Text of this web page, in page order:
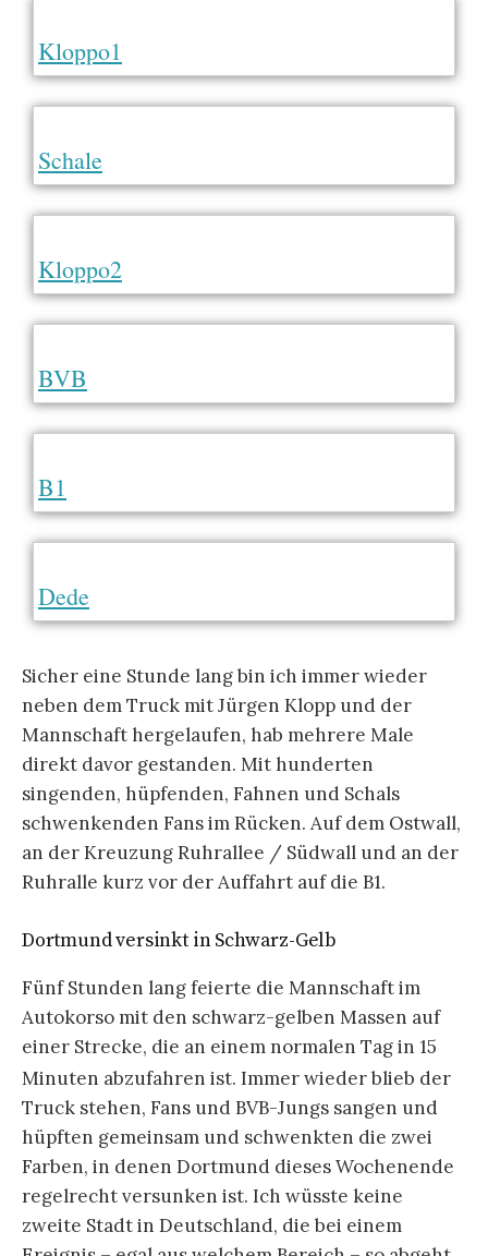
Kloppo1
Schale
Kloppo2
BVB
B1
Dede
Sicher eine Stunde lang bin ich immer wieder
neben dem Truck mit Jürgen Klopp und der
Mannschaft hergelaufen, hab mehrere Male
direkt davor gestanden. Mit hunderten
singenden, hüpfenden, Fahnen und Schals
schwenkenden Fans im Rücken. Auf dem Ostwall,
an der Kreuzung Ruhrallee / Südwall und an der
Ruhralle kurz vor der Auffahrt auf die B1.
Dortmund versinkt in Schwarz-Gelb
Fünf Stunden lang feierte die Mannschaft im
Autokorso mit den schwarz-gelben Massen auf
einer Strecke, die an einem normalen Tag in 15
Minuten abzufahren ist. Immer wieder blieb der
Truck stehen, Fans und BVB-Jungs sangen und
hüpften gemeinsam und schwenkten die zwei
Farben, in denen Dortmund dieses Wochenende
regelrecht versunken ist. Ich wüsste keine
zweite Stadt in Deutschland, die bei einem